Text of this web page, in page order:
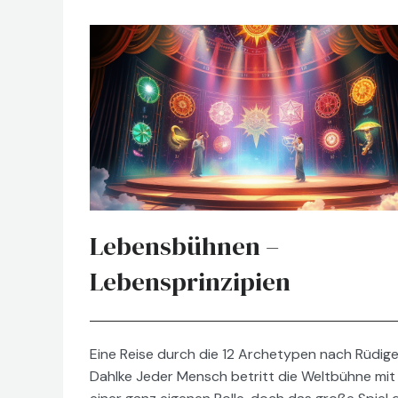
Lebensbühnen –
Lebensprinzipien
Eine Reise durch die 12 Archetypen nach
Dahlke Jeder Mensch betritt die Weltbühne mit